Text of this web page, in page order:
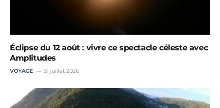
Éclipse du 12 août : vivre ce spectacle céleste avec
Amplitudes
VOYAGE 31 juillet 2026